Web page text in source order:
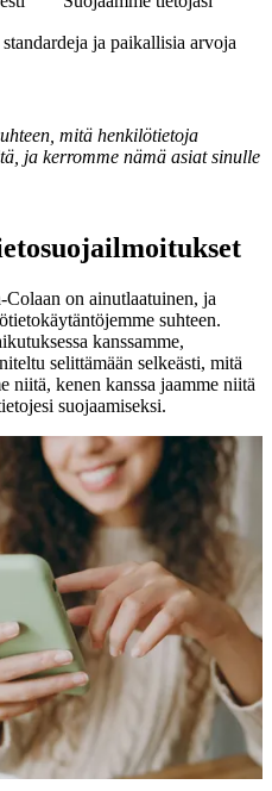
ja paikallisia arvoja
mitä henkilötietoja
ja kerromme nämä asiat sinulle
on ainutlaatuinen, ja
suhteen.
kanssamme,
selittämään selkeästi, mitä
niitä, kenen kanssa jaamme niitä
suojaamiseksi.